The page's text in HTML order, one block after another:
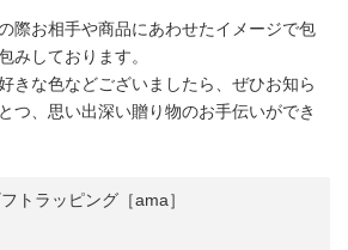
際お相手や商品にあわせたイメージで包
みしております。
きな色などございましたら、ぜひお知ら
つ、思い出深い贈り物のお手伝いができ
トラッピング［ama］